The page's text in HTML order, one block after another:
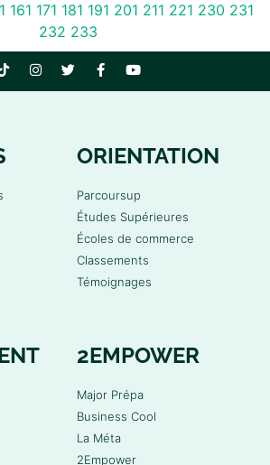
161 171 181 191 201 211 221 230 231
232 233
ORIENTATION
Parcoursup
Études Supérieures
Écoles de commerce
Classements
Témoignages
2EMPOWER
Major Prépa
Business Cool
La Méta
2Empower